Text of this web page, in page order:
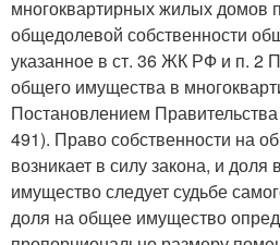
многоквартирных жилых домов
общедолевой собственности
указанное в ст. 36 ЖК РФ и п. 2
общего имущества в
Постановлением
491). Право собственности на
возникает в силу закона, и
имущество следует судьбе
доля на общее имущество